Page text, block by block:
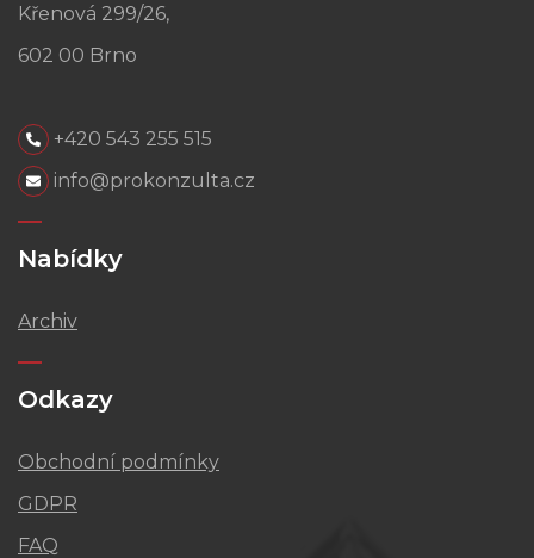
Křenová 299/26,
602 00 Brno
+420 543 255 515
info@prokonzulta.cz
Nabídky
Archiv
Odkazy
Obchodní podmínky
GDPR
FAQ